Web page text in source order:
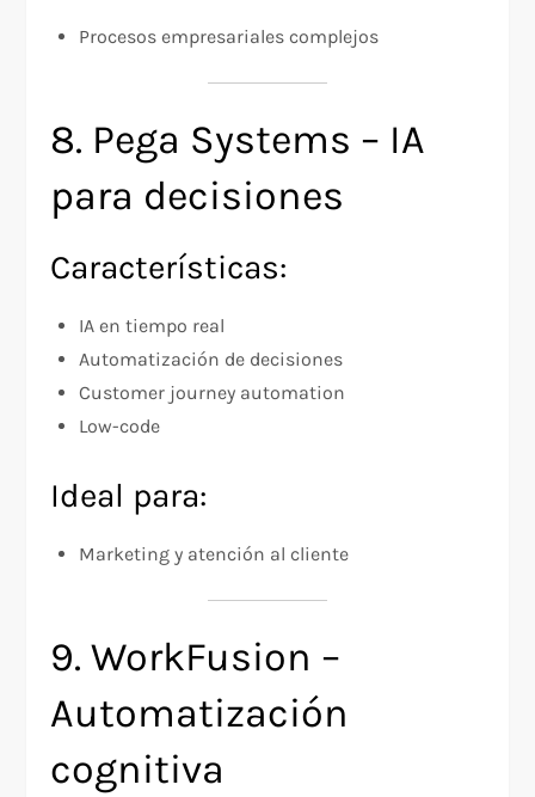
Procesos empresariales complejos
8. Pega Systems – IA
para decisiones
Características:
IA en tiempo real
Automatización de decisiones
Customer journey automation
Low-code
Ideal para:
Marketing y atención al cliente
9. WorkFusion –
Automatización
cognitiva